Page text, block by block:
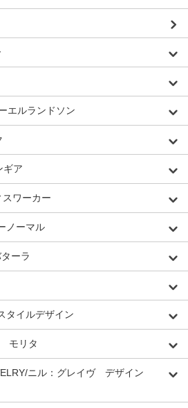
エルランドソン
ギア
スワーカー
ノーマル
ーラ
タイルデザイン
モリタ
ニル：グレイヴ デザイン